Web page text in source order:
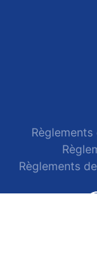
Règlements